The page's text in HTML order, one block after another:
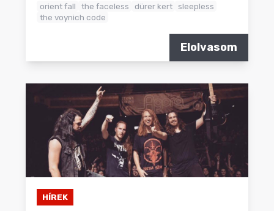
orient fall the faceless dürer kert sleepless
the voynich code
Elolvasom
HÍREK